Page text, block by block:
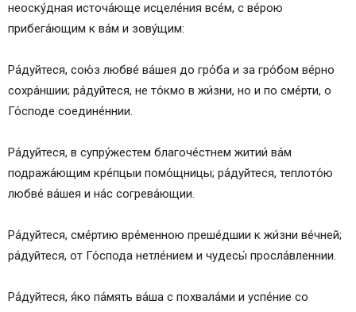
неоску́дная источа́юще исцеле́ния все́м, с ве́рою
прибега́ющим к ва́м и зову́щим:
Ра́дуйтеся, сою́з любве́ ва́шея до гро́ба и за гро́бом ве́рно
сохра́ншии; ра́дуйтеся, не то́кмо в жи́зни, но и по сме́рти, о
Го́споде соедине́ннии.
Ра́дуйтеся, в супру́жестем благоче́стнем житии́ ва́м
подража́ющим кре́пцыи помо́щницы; ра́дуйтеся, теплото́ю
любве́ ва́шея и на́с согрева́ющии.
Ра́дуйтеся, сме́ртию вре́менною преше́дшии к жи́зни ве́чней;
ра́дуйтеся, от Го́спода нетле́нием и чудесы́ просла́вленнии.
Ра́дуйтеся, я́ко па́мять ва́ша с похвала́ми и успе́ние со